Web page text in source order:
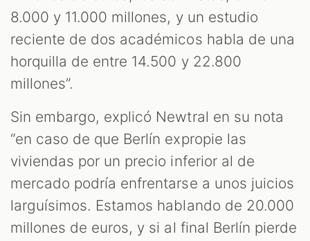
8.000 y 11.000 millones, y un estudio
reciente de dos académicos habla de una
horquilla de entre 14.500 y 22.800
millones”.
Sin embargo, explicó Newtral en su nota
“en caso de que Berlín expropie las
viviendas por un precio inferior al de
mercado podría enfrentarse a unos juicios
larguísimos. Estamos hablando de 20.000
millones de euros, y si al final Berlín pierde